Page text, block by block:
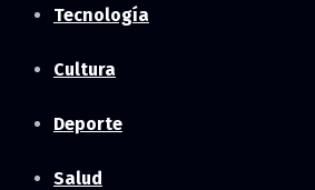
Tecnología
Cultura
Deporte
Salud